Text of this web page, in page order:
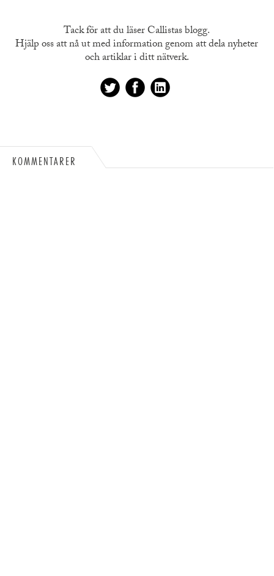
Tack för att du läser Callistas blogg.
Hjälp oss att nå ut med information genom att dela nyheter
och artiklar i ditt nätverk.
KOMMENTARER